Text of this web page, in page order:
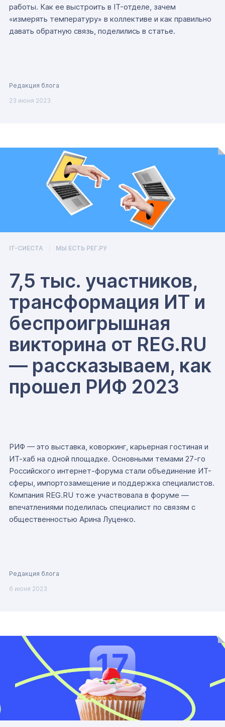
работы. Как ее выстроить в IT-отделе, зачем
«измерять температуру» в коллективе и как правильно
давать обратную связь, поделились в статье.
Редакция блога
23 июня 2023
IT-СИЕСТА МЫ ЕСТЬ РЕГ.РУ
7,5 тыс. участников,
трансформация ИТ и
беспроигрышная
викторина от REG.RU
— рассказываем, как
прошел РИФ 2023
РИФ — это выставка, коворкинг, карьерная гостиная и
ИТ-хаб на одной площадке. Основными темами 27-го
Российского интернет-форума стали объединение ИТ-
сферы, импортозамещение и поддержка специалистов.
Компания REG.RU тоже участвовала в форуме —
впечатлениями поделилась специалист по связям с
общественностью Арина Луценко.
Редакция блога
6 июня 2023